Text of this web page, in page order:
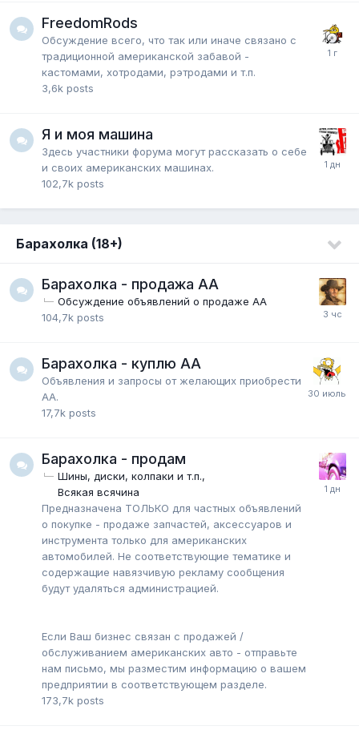
FreedomRods
Обсуждение всего, что так или иначе связано с
традиционной американской забавой -
кастомами, хотродами, рэтродами и т.п.
3,6k posts
Я и моя машина
Здесь участники форума могут рассказать о себе
и своих американских машинах.
102,7k posts
Барахолка (18+)
Барахолка - продажа АА
Обсуждение объявлений о продаже АА
104,7k posts
Барахолка - куплю АА
Объявления и запросы от желающих приобрести
АА.
17,7k posts
Барахолка - продам
Шины, диски, колпаки и т.п.
Всякая всячина
Предназначена ТОЛЬКО для частных объявлений
о покупке - продаже запчастей, аксессуаров и
инструмента только для американских
автомобилей. Не соответствующие тематике и
содержащие навязчивую рекламу сообщения
будут удаляться администрацией.
Если Ваш бизнес связан с продажей /
обслуживанием американских авто - отправьте
нам письмо, мы разместим информацию о вашем
предприятии в соответствующем разделе.
173,7k posts